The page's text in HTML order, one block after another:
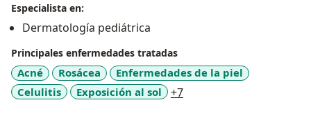
Especialista en:
Dermatología pediátrica
Principales enfermedades tratadas
Acné Rosácea
Enfermedades de la piel
Celulitis
Exposición al sol +7a11y_sr_more_diseases